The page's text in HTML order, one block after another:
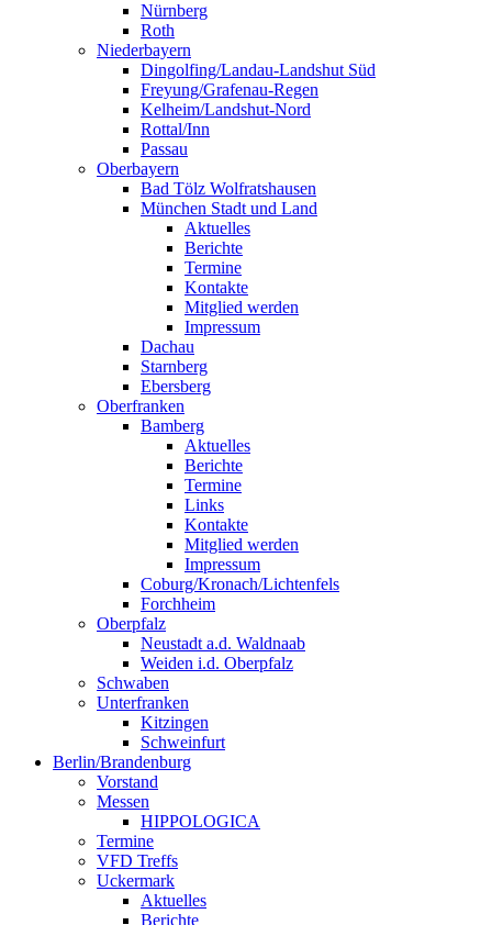
Nürnberg
Roth
Niederbayern
Dingolfing/Landau-Landshut Süd
Freyung/Grafenau-Regen
Kelheim/Landshut-Nord
Rottal/Inn
Passau
Oberbayern
Bad Tölz Wolfratshausen
München Stadt und Land
Aktuelles
Berichte
Termine
Kontakte
Mitglied werden
Impressum
Dachau
Starnberg
Ebersberg
Oberfranken
Bamberg
Aktuelles
Berichte
Termine
Links
Kontakte
Mitglied werden
Impressum
Coburg/Kronach/Lichtenfels
Forchheim
Oberpfalz
Neustadt a.d. Waldnaab
Weiden i.d. Oberpfalz
Schwaben
Unterfranken
Kitzingen
Schweinfurt
Berlin/Brandenburg
Vorstand
Messen
HIPPOLOGICA
Termine
VFD Treffs
Uckermark
Aktuelles
Berichte